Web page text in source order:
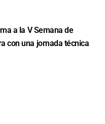
a la V Semana de
con una jornada técnica